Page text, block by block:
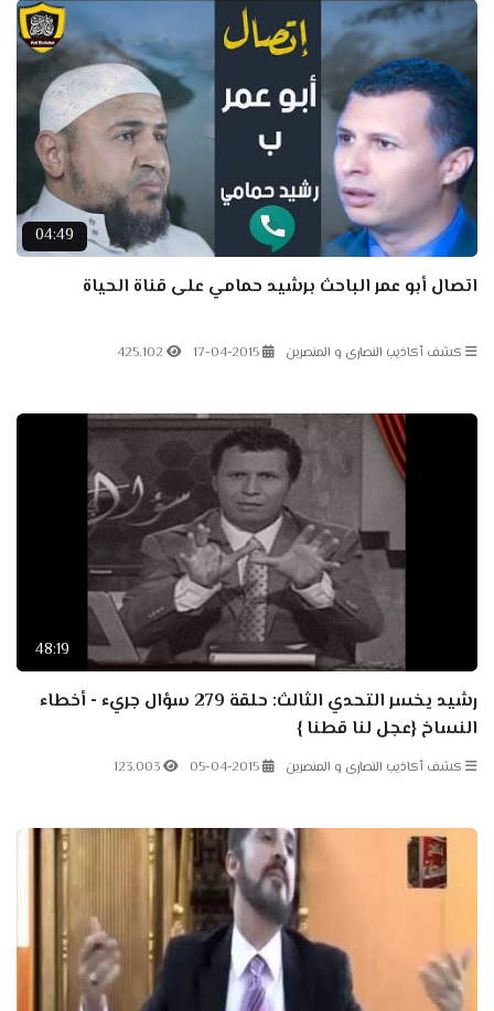
04:49
اتصال أبو عمر الباحث برشيد حمامي على قناة الحياة
كشف أكاذيب النصارى و المنصرين 17-04-2015
425.102
48:19
رشيد يخسر التحدي الثالث: حلقة 279 سؤال جريء - أخطاء
النساخ {عجل لنا قطنا }
كشف أكاذيب النصارى و المنصرين 05-04-2015
123.003